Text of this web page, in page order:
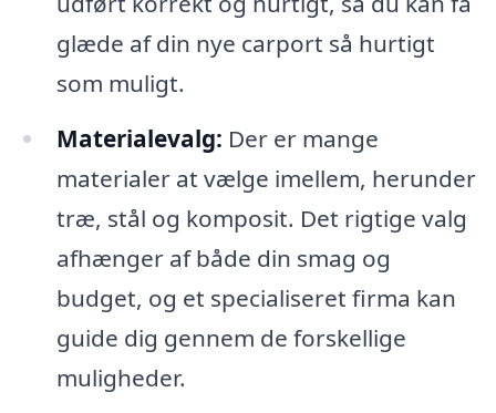
glæde af din nye carport så hurtigt
som muligt.
Materialevalg: Der er mange
materialer at vælge imellem, herunder
træ, stål og komposit. Det rigtige valg
afhænger af både din smag og
budget, og et specialiseret firma kan
guide dig gennem de forskellige
muligheder.